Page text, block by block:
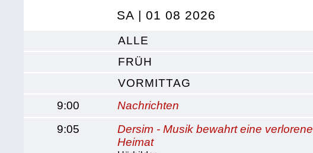
SA | 01 08 2026
ALLE
FRÜH
VORMITTAG
9:00
Nachrichten
9:05
Dersim - Musik bewahrt eine verlorene
Heimat